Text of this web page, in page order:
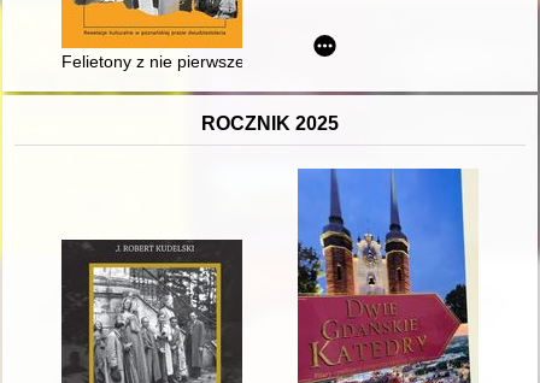
Felietony z nie pierwszej strony
ROCZNIK 2025